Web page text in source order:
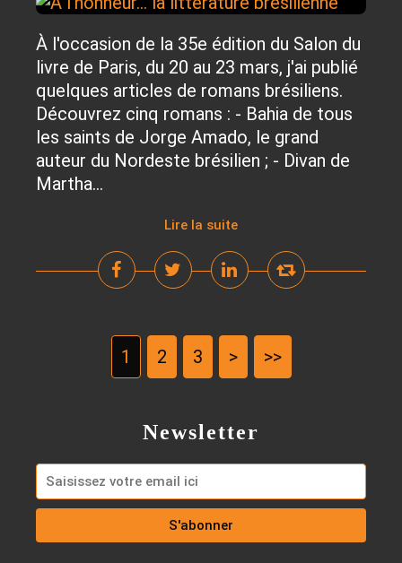
À l'occasion de la 35e édition du Salon du
livre de Paris, du 20 au 23 mars, j'ai publié
quelques articles de romans brésiliens.
Découvrez cinq romans : - Bahia de tous
les saints de Jorge Amado, le grand
auteur du Nordeste brésilien ; - Divan de
Martha...
Lire la suite
1 2 3 > >>
Newsletter